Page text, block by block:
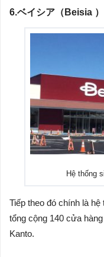
6.ベイシア（Beisia ）
Hệ thống
Tiếp theo đó chính là
tổng cộng 140 cửa
Kanto.